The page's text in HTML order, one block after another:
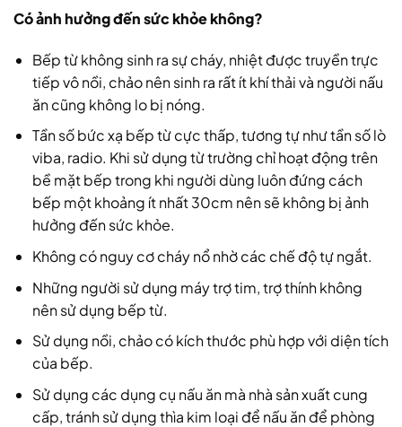
Có ảnh hưởng đến sức khỏe không?
Bếp từ không sinh ra sự cháy, nhiệt được truyền trực
tiếp vô nồi, chảo nên sinh ra rất ít khí thải và người nấu
ăn cũng không lo bị nóng.
Tần số bức xạ bếp từ cực thấp, tương tự như tần số lò
viba, radio. Khi sử dụng từ trường chỉ hoạt động trên
bề mặt bếp trong khi người dùng luôn đứng cách
bếp một khoảng ít nhất 30cm nên sẽ không bị ảnh
hưởng đến sức khỏe.
Không có nguy cơ cháy nổ nhờ các chế độ tự ngắt.
Những người sử dụng máy trợ tim, trợ thính không
nên sử dụng bếp từ.
Sử dụng nồi, chảo có kích thước phù hợp với diện tích
của bếp.
Sử dụng các dụng cụ nấu ăn mà nhà sản xuất cung
cấp, tránh sử dụng thìa kim loại để nấu ăn để phòng